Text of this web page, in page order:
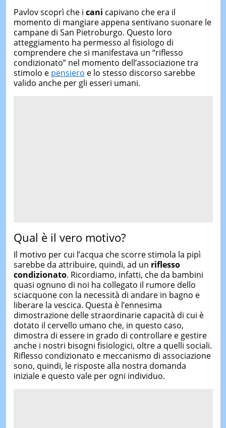
Pavlov scoprì che i cani capivano che era il
momento di mangiare appena sentivano suonare le
campane di San Pietroburgo. Questo loro
atteggiamento ha permesso al fisiologo di
comprendere che si manifestava un “riflesso
condizionato” nel momento dell’associazione tra
stimolo e pensiero e lo stesso discorso sarebbe
valido anche per gli esseri umani.
Qual è il vero motivo?
Il motivo per cui l’acqua che scorre stimola la pipì
sarebbe da attribuire, quindi, ad un riflesso
condizionato. Ricordiamo, infatti, che da bambini
quasi ognuno di noi ha collegato il rumore dello
sciacquone con la necessità di andare in bagno e
liberare la vescica. Questa è l’ennesima
dimostrazione delle straordinarie capacità di cui è
dotato il cervello umano che, in questo caso,
dimostra di essere in grado di controllare e gestire
anche i nostri bisogni fisiologici, oltre a quelli sociali.
Riflesso condizionato e meccanismo di associazione
sono, quindi, le risposte alla nostra domanda
iniziale e questo vale per ogni individuo.